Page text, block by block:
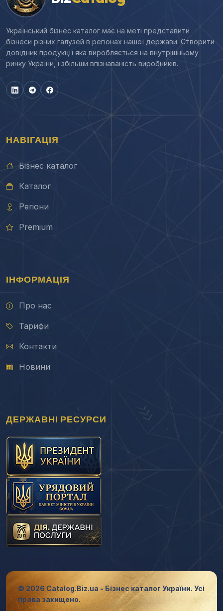
Український бізнес каталог має на меті представити
бізнеси різних галузей в регіонах нашої держави. Створити
довідник продукції яка виробляється на внутрішньому
ринку України, і збільши впізнаваність виробників.
НАВІГАЦІЯ
Бізнес каталог
Каталог
Регіони
Premium
ІНФОРМАЦІЯ
Про нас
Тарифи
Контакти
Новини
ДЕРЖАВНІ РЕСУРСИ
© 2026 Catalog.Biz.ua - Бізнес каталог України. Усі
права захищено.